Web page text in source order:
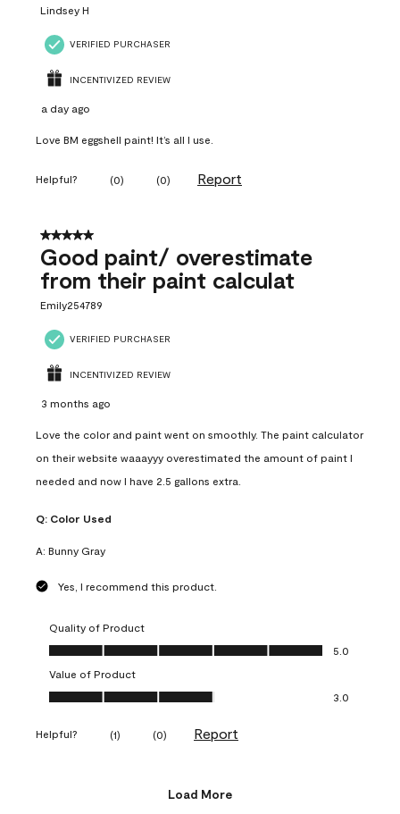
Lindsey H
VERIFIED PURCHASER
INCENTIVIZED REVIEW
a day ago
Love BM eggshell paint! It’s all I use.
Helpful? (0) (0) Report
5 out of 5 stars.
Good paint/ overestimate
from their paint calculat
Emily254789
VERIFIED PURCHASER
INCENTIVIZED REVIEW
3 months ago
Love the color and paint went on smoothly. The paint calculator
on their website waaayyy overestimated the amount of paint I
needed and now I have 2.5 gallons extra.
Q: Color Used
A: Bunny Gray
Yes, I recommend this product.
Quality of Product
Quality of Product, 5.0 out of 5
5.0
Value of Product
Value of Product, 3.0 out of 5
3.0
Helpful? (1) (0) Report
Load More